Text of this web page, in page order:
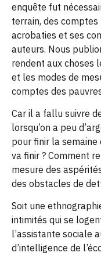
enquête fut
terrain, des
acrobaties et ses
auteurs. Nous
rendent aux choses
et les modes de
comptes des
Car il a fallu suivre
lorsqu’on a peu
pour finir la semaine
va finir ? Comment
mesure des
des obstacles de
Soit une
intimités qui se
l’assistante sociale
d’intelligence de